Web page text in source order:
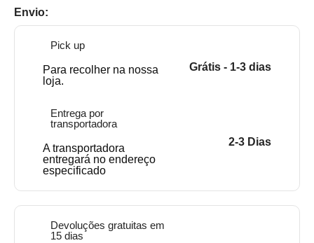
Envio:
Pick up
Para recolher na nossa
loja.
Grátis - 1-3 dias
Entrega por
transportadora
A transportadora
entregará no endereço
especificado
2-3 Dias
Devoluções gratuitas em
15 dias